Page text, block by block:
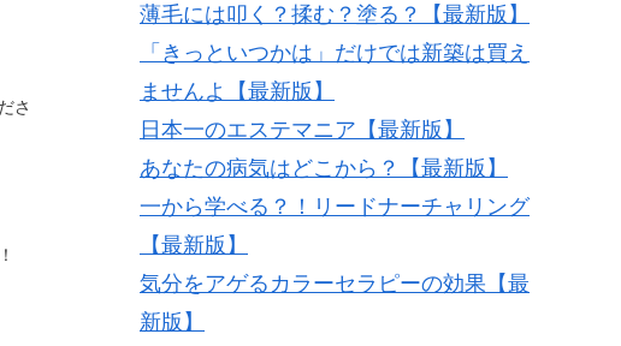
さ
薄毛には叩く？揉む？塗る？【最新版】
「きっといつかは」だけでは新築は買え
ませんよ【最新版】
日本一のエステマニア【最新版】
あなたの病気はどこから？【最新版】
一から学べる？！リードナーチャリング
【最新版】
気分をアゲるカラーセラピーの効果【最
新版】